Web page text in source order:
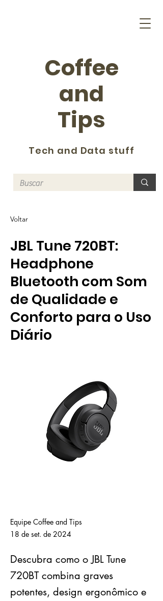
Coffee
and
Tips
Tech and Data stuff
Voltar
JBL Tune 720BT:
Headphone
Bluetooth com Som
de Qualidade e
Conforto para o Uso
Diário
Equipe Coffee and Tips
18 de set. de 2024
Descubra como o JBL Tune
720BT combina graves
potentes, design ergonômico e